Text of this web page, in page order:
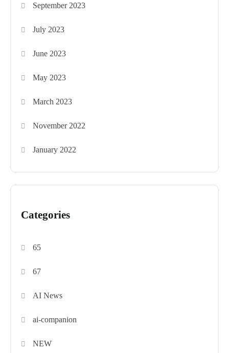
September 2023
July 2023
June 2023
May 2023
March 2023
November 2022
January 2022
Categories
65
67
AI News
ai-companion
NEW